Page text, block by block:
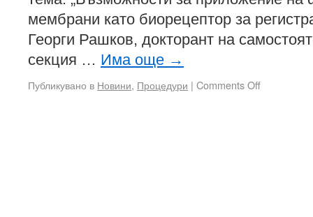
мембрани като биорецептор за
Георги Рашков, докторант на
секция … Има още →
Публикувано в Новини, Процедури | Comments Off